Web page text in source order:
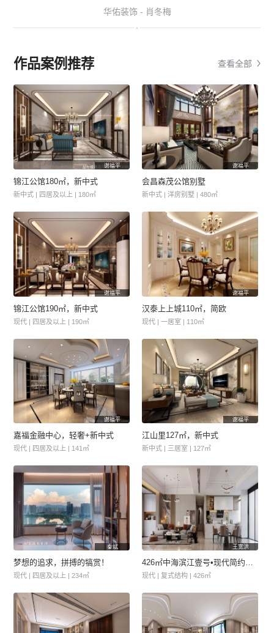
华佑装饰 - 肖冬梅
作品案例推荐 查看全部
谢福平
锦江公馆180㎡，新中式
新中式 | 四居及以上 | 180㎡
谢福平
会昌森茂公馆别墅
新中式 | 洋房别墅 | 480㎡
谢福平
锦江公馆190㎡，新中式
现代 | 四居及以上 | 190㎡
谢福平
汉泰上上城110㎡，简欧
现代 | 一居室 | 110㎡
谢福平
嘉福金融中心，轻奢+新中式
现代 | 四居及以上 | 141㎡
谢福平
江山里127㎡，新中式
新中式 | 三居室 | 127㎡
秦斌
梦想的追求，拼搏的犒赏！
现代 | 四居及以上 | 234㎡
王宽洪
426㎡中海滨江壹号•现代简约风格
现代 | 复式结构 | 426㎡